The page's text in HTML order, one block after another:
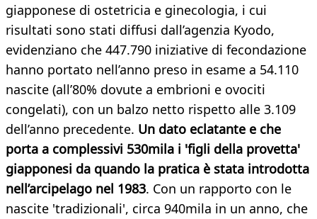
giapponese di ostetricia e ginecologia, i cui
risultati sono stati diffusi dall’agenzia Kyodo,
evidenziano che 447.790 iniziative di fecondazione
hanno portato nell’anno preso in esame a 54.110
nascite (all’80% dovute a embrioni e ovociti
congelati), con un balzo netto rispetto alle 3.109
dell’anno precedente. Un dato eclatante e che
porta a complessivi 530mila i 'figli della provetta'
giapponesi da quando la pratica è stata introdotta
nell’arcipelago nel 1983. Con un rapporto con le
nascite 'tradizionali', circa 940mila in un anno, che